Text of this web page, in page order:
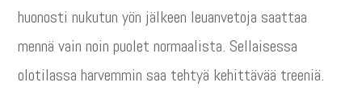
huonosti nukutun yön jälkeen leuanvetoja saattaa
mennä vain noin puolet normaalista. Sellaisessa
olotilassa harvemmin saa tehtyä kehittävää treeniä.